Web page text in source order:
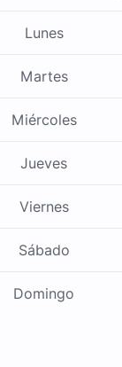
Lunes
Martes
Miércoles
Jueves
Viernes
Sábado
Domingo